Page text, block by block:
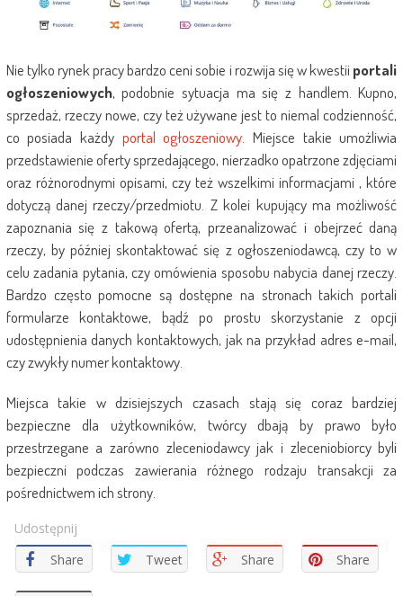
Nie tylko rynek pracy bardzo ceni sobie i rozwija się w kwestiiportali
ogłoszeniowych, podobnie sytuacja ma się z handlem. Kupno,
sprzedaż, rzeczy nowe, czy też używane jest to niemal codzienność,
co posiada każdy portal ogłoszeniowy . Miejsce takie umożliwia
przedstawienie oferty sprzedającego, nierzadko opatrzone zdjęciami
oraz różnorodnymi opisami, czy też wszelkimi informacjami , które
dotyczą danej rzeczy/przedmiotu. Z kolei kupujący ma możliwość
zapoznania się z takową ofertą, przeanalizować i obejrzeć daną
rzeczy, by później skontaktować się z ogłoszeniodawcą, czy to w
celu zadania pytania, czy omówienia sposobu nabycia danej rzeczy.
Bardzo często pomocne są dostępne na stronach takich portali
formularze kontaktowe, bądź po prostu skorzystanie z opcji
udostępnienia danych kontaktowych, jak na przykład adres e-mail,
czy zwykły numer kontaktowy.
Miejsca takie w dzisiejszych czasach stają się coraz bardziej
bezpieczne dla użytkowników, twórcy dbają by prawo było
przestrzegane a zarówno zleceniodawcy jak i zleceniobiorcy byli
bezpieczni podczas zawierania różnego rodzaju transakcji za
pośrednictwem ich strony.
Udostępnij
Share
Tweet Share Share